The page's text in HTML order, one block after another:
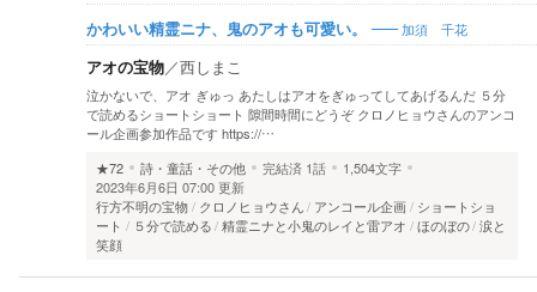
かわいい精霊ニナ、鬼のアオも可愛い。 加須 千花
アオの宝物／西しまこ
泣かないで、アオ ぎゅっ あたしはアオをぎゅってしてあげるんだ ５分
で読めるショートショート 隙間時間にどうぞ クロノヒョウさんのアンコ
ール企画参加作品です https://…
★72
詩・童話・その他 完結済 1話
1,504文字
2023年6月6日 07:00 更新
行方不明の宝物
クロノヒョウさん アンコール企画
ショートショ
ート
５分で読める 精霊ニナと小鬼のレイと雷アオ ほのぼの 涙と
笑顔